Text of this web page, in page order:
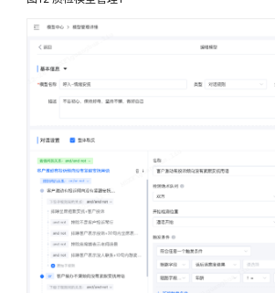
修
订
记
文
档
通